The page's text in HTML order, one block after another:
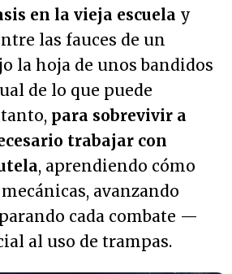
en la vieja escuela y
las fauces de un
la hoja de unos bandidos
de lo que puede
para sobrevivir a
trabajar con
, aprendiendo cómo
avanzando
cada combate —
al uso de trampas.